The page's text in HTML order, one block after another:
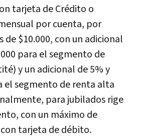
tarjeta de Crédito o
por cuenta, por
de $10.000, con un adicional
para el segmento de
y un adicional de 5% y
el segmento de renta alta
para jubilados rige
con un máximo de
tarjeta de débito.